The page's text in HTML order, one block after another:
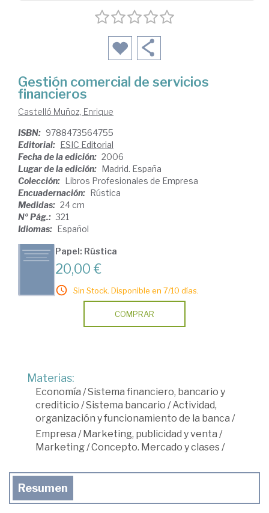
Gestión comercial de servicios
financieros
Castelló Muñoz, Enrique
ISBN: 9788473564755
Editorial: ESIC Editorial
Fecha de la edición: 2006
Lugar de la edición: Madrid. España
Colección: Libros Profesionales de Empresa
Encuadernación: Rústica
Medidas: 24 cm
Nº Pág.: 321
Idiomas: Español
Papel: Rústica
20,00 €
Sin Stock. Disponible en 7/10 días.
COMPRAR
Materias:
Economía /Sistema financiero, bancario y
crediticio /Sistema bancario /Actividad,
organización y funcionamiento de la banca /
Empresa /Marketing, publicidad y venta /
Marketing/Concepto. Mercado y clases/
Resumen